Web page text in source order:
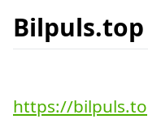
Bilpuls.top
https://